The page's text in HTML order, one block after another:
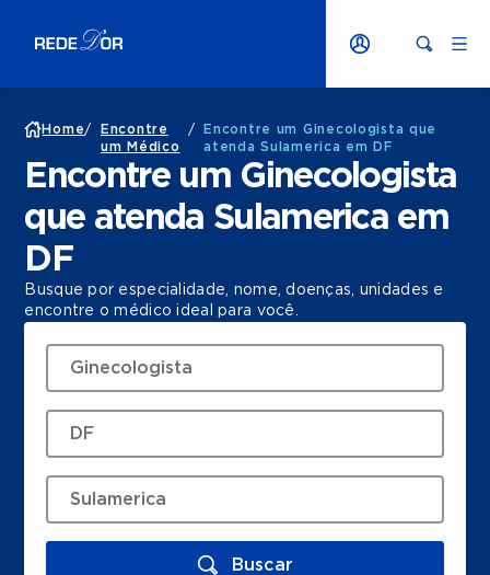
Home/
Encontre
um Médico
/
Encontre um Ginecologista que
atenda Sulamerica em DF
Encontre um Ginecologista
que atenda Sulamerica em
DF
Busque por especialidade, nome, doenças, unidades e
encontre o médico ideal para você.
Buscar